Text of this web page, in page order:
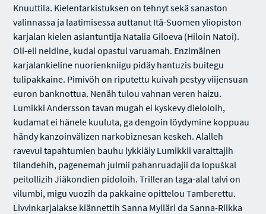
Knuuttila. Kielentarkistuksen on tehnyt sekä sanaston
valinnassa ja laatimisessa auttanut Itä-Suomen yliopiston
karjalan kielen asiantuntija Natalia Giloeva (Hiloin Natoi).
Oli-eli neidine, kudai opastui varuamah. Enzimäinen
karjalankieline nuorienkniigu pidäy hantuzis buitegu
tulipakkaine. Pimivöh on riputettu kuivah pestyy viijensuan
euron banknottua. Nenäh tulou vahnan veren haizu.
Lumikki Andersson tavan mugah ei kyskevy dieloloih,
kudamat ei hänele kuuluta, ga dengoin löydymine koppuau
händy kanzoinvälizen narkobiznesan keskeh. Alalleh
ravevui tapahtumien bauhu lykkiäiy Lumikkii varaittajih
tilandehih, pagenemah julmii pahanruadajii da lopuškal
peitollizih Jiäkondien pidoloih. Trilleran taga-alal talvi on
vilumbi, migu vuozih da pakkaine opittelou Tamberettu.
Livvinkarjalakse kiännettih Sanna Mylläri da Sanna-Riikka